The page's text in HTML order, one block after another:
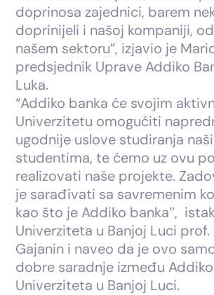
doprinosa zajednici, barem
doprinijeli i našoj kompaniji,
našem sektoru”, izjavio je
predsjednik Uprave Addiko
Luka.
“Addiko banka će svojim
Univerzitetu omogućiti
ugodnije uslove studiranja
studentima, te ćemo uz ovu
realizovati naše projekte.
je sarađivati sa savremenim
kao što je Addiko banka’’,
Univerziteta u Banjoj Luci
Gajanin i naveo da je ovo
dobre saradnje između
Univerziteta u Banjoj Luci.